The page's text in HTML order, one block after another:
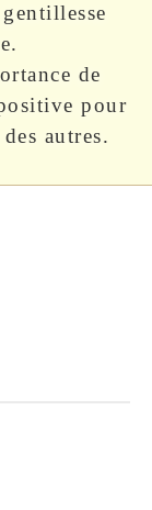
de
pour
autres.